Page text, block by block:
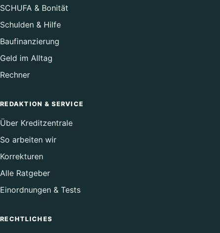
SCHUFA & Bonität
Schulden & Hilfe
Baufinanzierung
Geld im Alltag
Rechner
REDAKTION & SERVICE
Über Kreditzentrale
So arbeiten wir
Korrekturen
Alle Ratgeber
Einordnungen & Tests
RECHTLICHES